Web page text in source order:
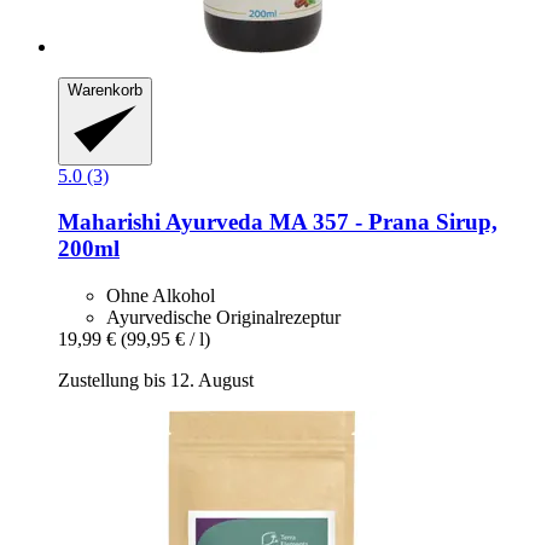
Warenkorb
5.0 (3)
Maharishi Ayurveda MA 357 -​ Prana Sirup,
200ml
Ohne Alkohol
Ayurvedische Originalrezeptur
19,99 € (99,95 € / l)
Zustellung bis 12. August